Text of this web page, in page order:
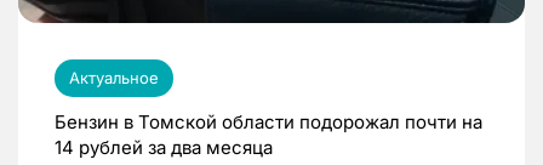
Актуальное
Бензин в Томской области подорожал почти на
14 рублей за два месяца